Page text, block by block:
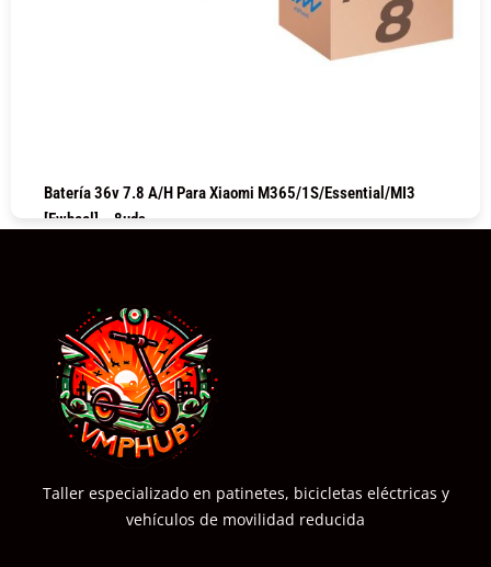
Batería 36v 7.8 A/h Para Xiaomi M365/1S/Essential/MI3
[Ewheel] – 8uds
Taller especializado en patinetes, bicicletas eléctricas y
vehículos de movilidad reducida